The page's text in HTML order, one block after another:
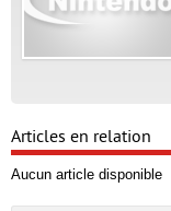
Articles en relation
Aucun article disponible